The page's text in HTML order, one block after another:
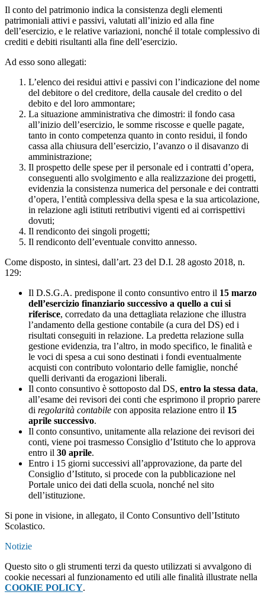
Il conto del patrimonio indica la consistenza degli elementi
patrimoniali attivi e passivi, valutati all’inizio ed alla fine
dell’esercizio, e le relative variazioni, nonché il totale complessivo di
crediti e debiti risultanti alla fine dell’esercizio.
Ad esso sono allegati:
L’elenco dei residui attivi e passivi con l’indicazione del nome
del debitore o del creditore, della causale del credito o del
debito e del loro ammontare;
La situazione amministrativa che dimostri: il fondo casa
all’inizio dell’esercizio, le somme riscosse e quelle pagate,
tanto in conto competenza quanto in conto residui, il fondo
cassa alla chiusura dell’esercizio, l’avanzo o il disavanzo di
amministrazione;
Il prospetto delle spese per il personale ed i contratti d’opera,
conseguenti allo svolgimento e alla realizzazione dei progetti,
evidenzia la consistenza numerica del personale e dei contratti
d’opera, l’entità complessiva della spesa e la sua articolazione,
in relazione agli istituti retributivi vigenti ed ai corrispettivi
dovuti;
Il rendiconto dei singoli progetti;
Il rendiconto dell’eventuale convitto annesso.
Come disposto, in sintesi, dall’art. 23 del D.I. 28 agosto 2018, n.
129:
Il D.S.G.A. predispone il conto consuntivo entro il 15 marzo
dell’esercizio finanziario successivo a quello a cui si
riferisce, corredato da una dettagliata relazione che illustra
l’andamento della gestione contabile (a cura del DS) ed i
risultati conseguiti in relazione. La predetta relazione sulla
gestione evidenzia, tra l’altro, in modo specifico, le finalità e
le voci di spesa a cui sono destinati i fondi eventualmente
acquisti con contributo volontario delle famiglie, nonché
quelli derivanti da erogazioni liberali.
Il conto consuntivo è sottoposto dal DS, entro la stessa data,
all’esame dei revisori dei conti che esprimono il proprio parere
di regolarità contabile con apposita relazione entro il 15
aprile successivo.
Il conto consuntivo, unitamente alla relazione dei revisori dei
conti, viene poi trasmesso Consiglio d’Istituto che lo approva
entro il 30 aprile.
Entro i 15 giorni successivi all’approvazione, da parte del
Consiglio d’Istituto, si procede con la pubblicazione nel
Portale unico dei dati della scuola, nonché nel sito
dell’istituzione.
Si pone in visione, in allegato, il Conto Consuntivo dell’Istituto
Scolastico.
Notizie
Questo sito o gli strumenti terzi da questo utilizzati si avvalgono di
cookie necessari al funzionamento ed utili alle finalità illustrate nella
COOKIE POLICY.